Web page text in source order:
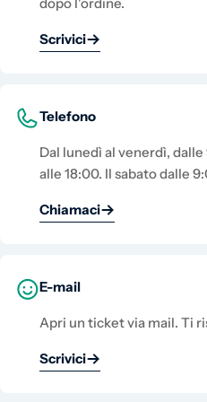
decorativi eleganti, funzionali
Scrivici
Telefono
Dal lunedì al venerdì,
alle 18:00. Il sabato dalle
Chiamaci
E-mail
Apri un ticket via mail. Ti
Scrivici